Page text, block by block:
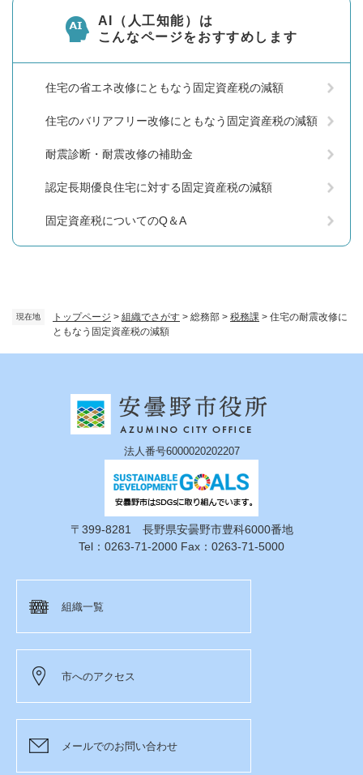
現在地 トップページ > 組織でさがす > 総務部 > 税務課 > 住宅の耐震改修に
ともなう固定資産税の減額
AI（人工知能）は
こんなページをおすすめします
住宅の省エネ改修にともなう固定資産税の減額
住宅のバリアフリー改修にともなう固定資産税の減額
耐震診断・耐震改修の補助金
認定長期優良住宅に対する固定資産税の減額
固定資産税についてのQ＆A
法人番号6000020202207
〒399-8281 長野県安曇野市豊科6000番地
Tel：0263-71-2000 Fax：0263-71-5000
組織一覧
市へのアクセス
メールでのお問い合わせ